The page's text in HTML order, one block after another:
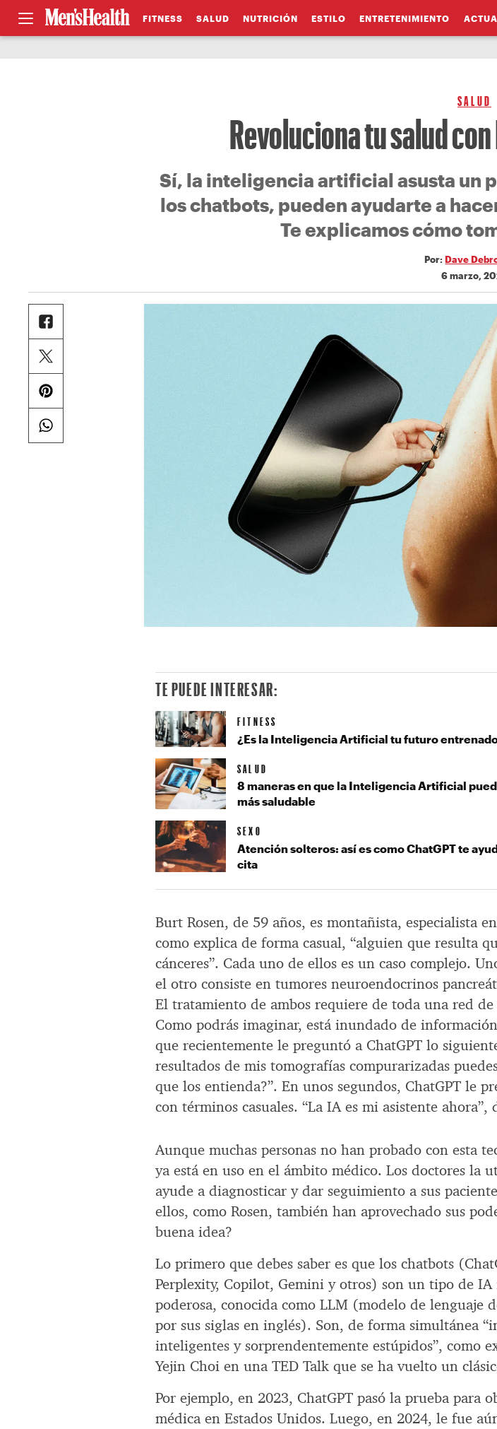
FITNESS SALUD NUTRICIÓN ESTILO ENTRETENIMIENTO
SALUD
Revoluciona tu salud
Sí, la inteligencia artificial asusta un
los chatbots, pueden ayudarte a
Te explicamos cómo
Por:Dave
6 marzo,
Burt Rosen, de 59 años, es montañista, especialista
como explica de forma casual, “alguien que resulta
cánceres”. Cada uno de ellos es un caso complejo.
el otro consiste en tumores neuroendocrinos
El tratamiento de ambos requiere de toda una red de
Como podrás imaginar, está inundado de
que recientemente le preguntó a ChatGPT lo
resultados de mis tomografías compurarizadas
que los entienda?”. En unos segundos, ChatGPT le
con términos casuales. “La IA es mi asistente ahora”,
Aunque muchas personas no han probado con esta
ya está en uso en el ámbito médico. Los doctores la
ayude a diagnosticar y dar seguimiento a sus
ellos, como Rosen, también han aprovechado sus
buena idea?
Lo primero que debes saber es que los chatbots
Perplexity, Copilot, Gemini y otros) son un tipo de IA
poderosa, conocida como LLM (modelo de lenguaje
por sus siglas en inglés). Son, de forma simultánea
inteligentes y sorprendentemente estúpidos”, como
Yejin Choi en una TED Talk que se ha vuelto un
Por ejemplo, en 2023, ChatGPT pasó la prueba para
médica en Estados Unidos. Luego, en 2024, le fue
TE PUEDE INTERESAR:
FITNESS
¿Es la Inteligencia Artificial tu futuro
SALUD
8 maneras en que la Inteligencia Artificial
más saludable
SEXO
Atención solteros: así es como ChatGPT te
cita